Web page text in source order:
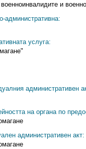
и
административна:
услуга:
административен
на органа по
административен акт: